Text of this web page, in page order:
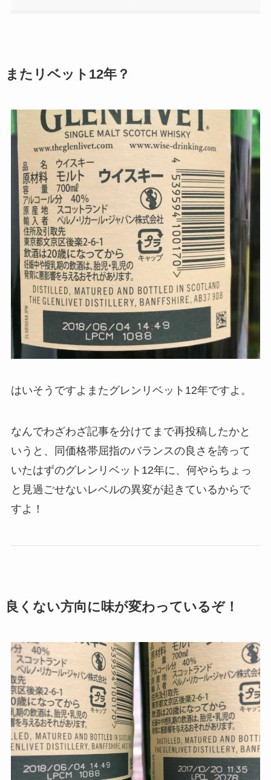
またリベット12年？
はいそうですよまたグレンリベット12年ですよ。
なんでわざわざ記事を分けてまで再投稿したかと
いうと、同価格帯屈指のバランスの良さを誇って
いたはずのグレンリベット12年に、何やらちょっ
と見過ごせないレベルの異変が起きているからで
すよ！
良くない方向に味が変わっているぞ！